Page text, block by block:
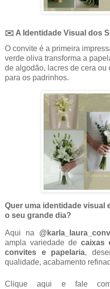
✉️ A Identidade Visual dos
O convite é a primeira
verde oliva transforma a
de algodão, lacres de cera
para os padrinhos.
Quer uma identidade visual
o seu grande dia?
Aqui na
ampla variedade de caixas
convites
e papelaria,
qualidade, acabamento
Clique aqui e fale